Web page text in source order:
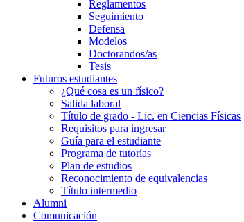
Reglamentos
Seguimiento
Defensa
Modelos
Doctorandos/as
Tesis
Futuros estudiantes
¿Qué cosa es un físico?
Salida laboral
Título de grado - Lic. en Ciencias Físicas
Requisitos para ingresar
Guía para el estudiante
Programa de tutorías
Plan de estudios
Reconocimiento de equivalencias
Título intermedio
Alumni
Comunicación